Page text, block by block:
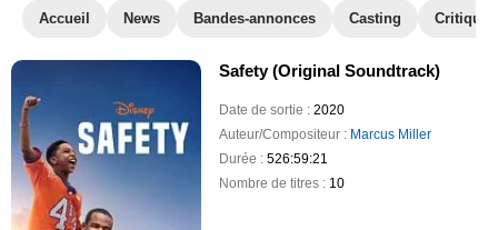
Accueil News Bandes-annonces Casting
Safety (Original Soundtrack)
Date de sortie :2020
Auteur/Compositeur : Marcus Miller
Durée :526:59:21
Nombre de titres : 10